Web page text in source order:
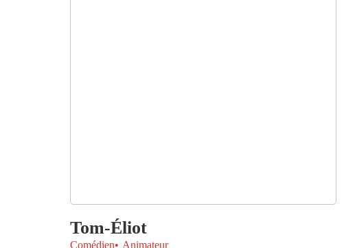
Tom-Éliot
Comédien Animateur